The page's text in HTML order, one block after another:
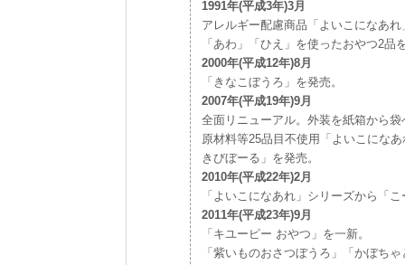
1991年(平成3年)3月
アレルギー配慮商品「よいこになあ
「あわ」「ひえ」を使ったおやつ2品
2000年(平成12年)8月
「きなこぼうろ」を発売。
2007年(平成19年)9月
全面リニューアル。外装を紙箱から
原材料等25品目不使用「よいこにな
きびぼーる」を発売。
2010年(平成22年)2月
「よいこになあれ」シリーズから「
2011年(平成23年)9月
「キユーピー おやつ」を一新。
「紫いものおさつぼうろ」「かぼち